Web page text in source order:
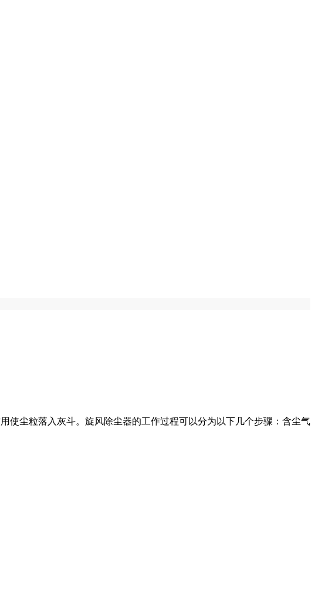
使尘粒落入灰斗。‌‌旋风除尘器的工作过程可以分为以下几个步骤：‌含尘气